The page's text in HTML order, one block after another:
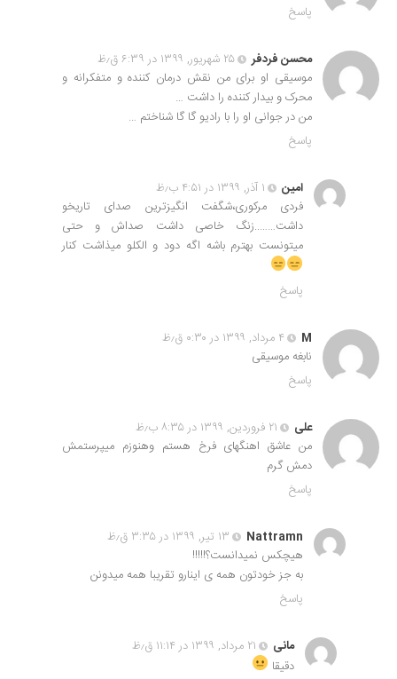
پاسخ
محسن فردفر
۲۵ شهریور, ۱۳۹۹ در ۶:۳۹ ق٫ظ
موسیقی او برای من نقش درمان کننده و متفکرانه و
محرک و بیدار کننده را داشت …
من در جوانی او را با رادیو گا گا شناختم …
پاسخ
امین
۱ آذر, ۱۳۹۹ در ۴:۵۱ ب٫ظ
فردی مرکوری،شگفت انگیزترین صدای تاریخو
داشت……..زنگ خاصی داشت صداش و حتی
میتونست بهترم باشه اگه دود و الکلو میذاشت کنار
پاسخ
M
۴ مرداد, ۱۳۹۹ در ۰:۳۰ ق٫ظ
نابغه موسیقی
پاسخ
علی
۲۱ فروردین, ۱۳۹۹ در ۸:۳۵ ب٫ظ
من عاشق اهنگهای فرخ هستم وهنوزم میپرستمش
دمش گرم
پاسخ
Nattramn
۱۳ تیر, ۱۳۹۹ در ۳:۳۵ ق٫ظ
هیچکس نمیدانست؟!!!!!
به جز خودتون همه ی اینارو تقریبا همه میدونن
پاسخ
مانی
۲۱ مرداد, ۱۳۹۹ در ۱۱:۱۴ ق٫ظ
دقیقا